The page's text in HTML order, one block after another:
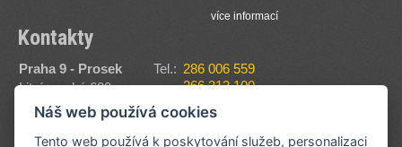
více informací
Kontakty
Praha 9 - Prosek
Litvínovská 600
190 00
Zobrazit na mapě
Tel.: 286 006 559
266 313 100
Fax:
286 006 560
E-
mail:
sssvt@sssvt.cz
Náš web používá cookies
Tento web používá k poskytování služeb, personalizaci